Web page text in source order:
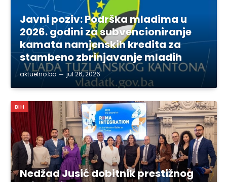
Javni poziv: Podrška mladima u
2026. godini za subvencioniranje
kamata namjenskih kredita za
stambeno zbrinjavanje mladih
aktuelno.ba jul 26, 2026
BIH
Nedžad Jusić dobitnik prestižnog